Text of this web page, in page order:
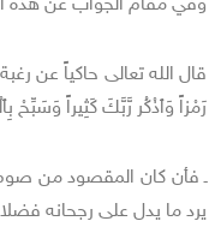
وفي مقام الجواب عن هذه
قال الله تعالى حاكياً عن
رَمْزاً وَٱذْكُر رَّبَّكَ كَثِيراً وَسَبِّحْ
ـ فأن كان المقصود من
يرد ما يدل على رجحانه